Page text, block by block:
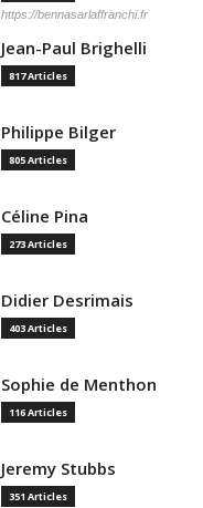
https://bennasarlaffranchi.fr
Jean-Paul Brighelli
817 Articles
Philippe Bilger
805 Articles
Céline Pina
273 Articles
Didier Desrimais
403 Articles
Sophie de Menthon
116 Articles
Jeremy Stubbs
351 Articles